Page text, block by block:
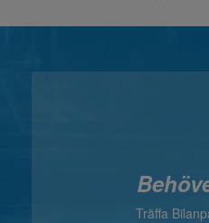
Träffa